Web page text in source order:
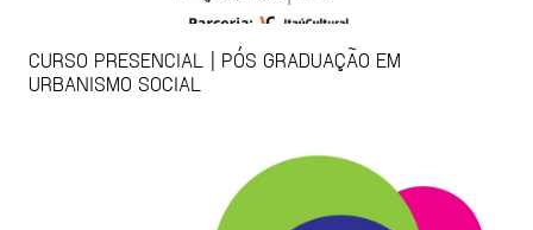
CURSO PRESENCIAL | PÓS GRADUAÇÃO EM
URBANISMO SOCIAL